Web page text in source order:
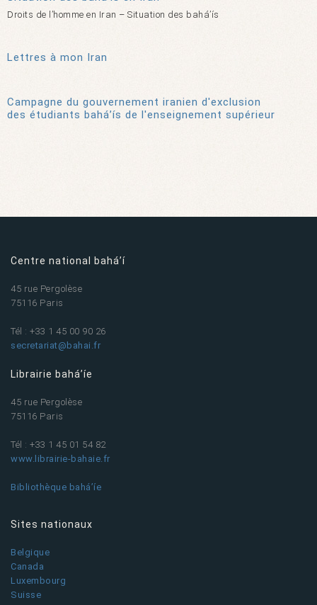
Droits de l’homme en Iran – Situation des bahá’ís
Lettres à mon Iran
Campagne du gouvernement iranien d'exclusion
des étudiants bahá’ís de l'enseignement supérieur
Centre national bahá’í
45 rue Pergolèse
75116 Paris
Tél : +33 1 45 00 90 26
secretariat@bahai.fr
Librairie bahá’íe
45 rue Pergolèse
75116 Paris
Tél : +33 1 45 01 54 82
www.librairie-bahaie.fr
Bibliothèque bahá’íe
Sites nationaux
Belgique
Canada
Luxembourg
Suisse